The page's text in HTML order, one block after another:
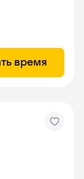
время